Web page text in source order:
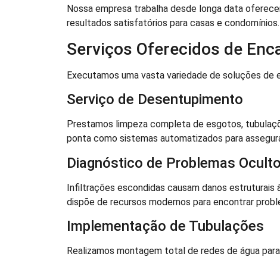
Nossa empresa trabalha desde longa data
resultados satisfatórios para casas e condomínios.
Serviços Oferecidos de
Executamos uma vasta variedade de soluções de
Serviço de Desentupimento
Prestamos limpeza completa de esgotos,
ponta como sistemas automatizados para
Diagnóstico de Problemas
Infiltrações escondidas causam danos
dispõe de recursos modernos para encontrar
Implementação de Tubulações
Realizamos montagem total de redes de água